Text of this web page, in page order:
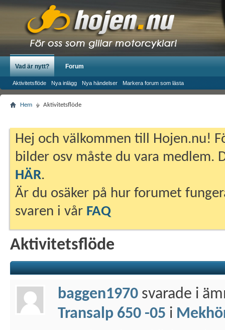
Vad är nytt?
Aktivitetsflöde Nya inlägg Nya händelser Markera forum som lästa
Forum
Hem Aktivitetsflöde
Hej och välkommen till Hojen.nu!
bilder osv måste du vara medlem.
HÄR.
Är du osäker på hur forumet
svaren i vår FAQ
Aktivitetsflöde
baggen1970 svarade i
Transalp 650 -05 i